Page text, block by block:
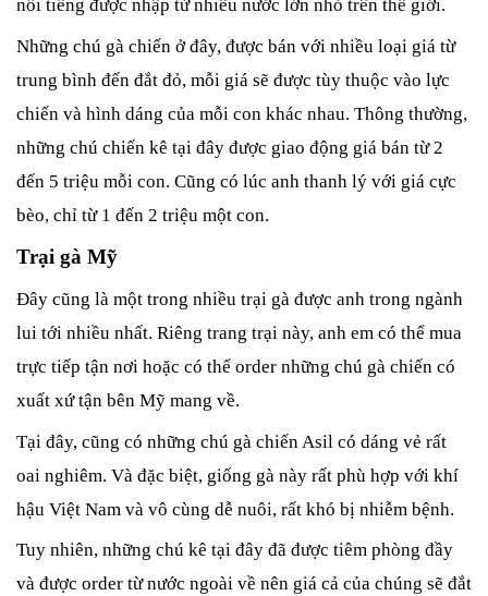
nổi tiếng được nhập từ nhiều nước lớn nhỏ trên thế giới.
Những chú gà chiến ở đây, được bán với nhiều loại giá từ
trung bình đến đắt đỏ, mỗi giá sẽ được tùy thuộc vào lực
chiến và hình dáng của mỗi con khác nhau. Thông thường,
những chú chiến kê tại đây được giao động giá bán từ 2
đến 5 triệu mỗi con. Cũng có lúc anh thanh lý với giá cực
bèo, chỉ từ 1 đến 2 triệu một con.
Trại gà Mỹ
Đây cũng là một trong nhiều trại gà được anh trong ngành
lui tới nhiều nhất. Riêng trang trại này, anh em có thể mua
trực tiếp tận nơi hoặc có thể order những chú gà chiến có
xuất xứ tận bên Mỹ mang về.
Tại đây, cũng có những chú gà chiến Asil có dáng vẻ rất
oai nghiêm. Và đặc biệt, giống gà này rất phù hợp với khí
hậu Việt Nam và vô cùng dễ nuôi, rất khó bị nhiễm bệnh.
Tuy nhiên, những chú kê tại đây đã được tiêm phòng đầy
và được order từ nước ngoài về nên giá cả của chúng sẽ đắt